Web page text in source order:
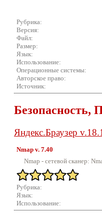
Рубрика:
Версия:
Файл:
Размер:
Язык:
Использование:
Операционные системы:
Авторское право:
Источник:
Безопасность,
Яндекс.Браузер
Nmap v. 7.40
Nmap - cетевой сканер:
Рубрика:
Язык:
Использование: